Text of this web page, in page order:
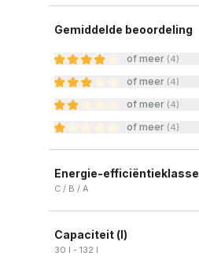
Gemiddelde beoordeling
of meer (4)
of meer (4)
of meer (4)
of meer (4)
Energie-efficiëntieklasse
C / B / A
B (6)
Capaciteit (l)
30 l - 132 l